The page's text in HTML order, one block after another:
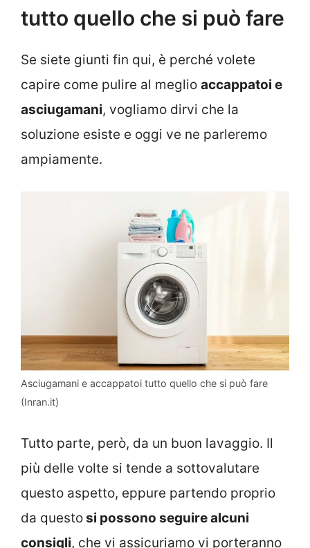
tutto quello che si può fare
Se siete giunti fin qui, è perché volete
capire come pulire al meglio accappatoi e
asciugamani, vogliamo dirvi che la
soluzione esiste e oggi ve ne parleremo
ampiamente.
Asciugamani e accappatoi tutto quello che si può fare
(Inran.it)
Tutto parte, però, da un buon lavaggio. Il
più delle volte si tende a sottovalutare
questo aspetto, eppure partendo proprio
da questosi possono seguire alcuni
consigli, che vi assicuriamo vi porteranno